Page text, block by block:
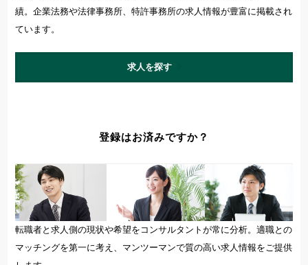
績。企業法務や法律事務所、特許事務所の求人情報が豊富に掲載され
ています。
求人を探す
登録はお済みですか？
転職者と求人側の現状や希望をコンサルタントが常に分析。適職との
マッチングを第一に考え、マンツーマンで質の高い求人情報をご提供